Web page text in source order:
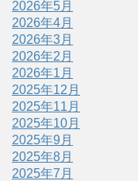
2026年5月
2026年4月
2026年3月
2026年2月
2026年1月
2025年12月
2025年11月
2025年10月
2025年9月
2025年8月
2025年7月